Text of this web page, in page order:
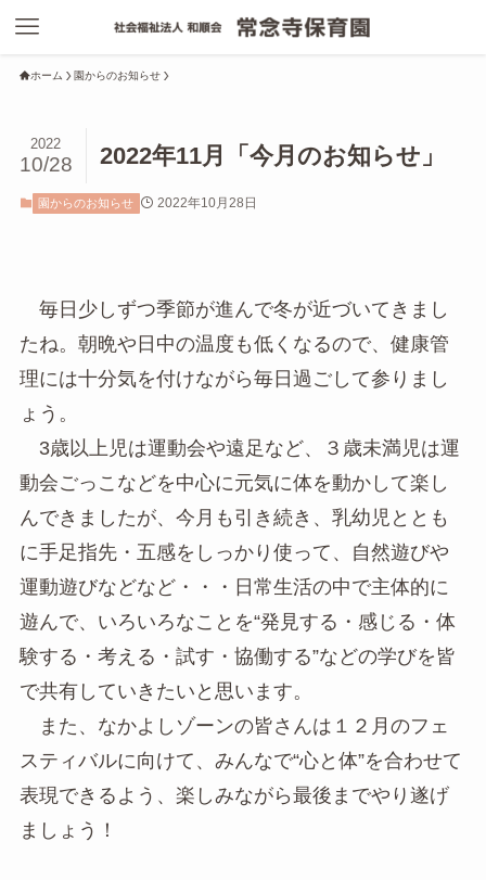
ホーム 園からのお知らせ
2022年11月「今月のお知らせ」
2022
10/28
園からのお知らせ 2022年10月28日
毎日少しずつ季節が進んで冬が近づいてきまし
たね。朝晩や日中の温度も低くなるので、健康管
理には十分気を付けながら毎日過ごして参りまし
ょう。
3歳以上児は運動会や遠足など、３歳未満児は運
動会ごっこなどを中心に元気に体を動かして楽し
んできましたが、今月も引き続き、乳幼児ととも
に手足指先・五感をしっかり使って、自然遊びや
運動遊びなどなど・・・日常生活の中で主体的に
遊んで、いろいろなことを“発見する・感じる・体
験する・考える・試す・協働する”などの学びを皆
で共有していきたいと思います。
また、なかよしゾーンの皆さんは１２月のフェ
スティバルに向けて、みんなで“心と体”を合わせて
表現できるよう、楽しみながら最後までやり遂げ
ましょう！